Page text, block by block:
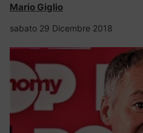
Mario Giglio
sabato 29 Dicembre 2018